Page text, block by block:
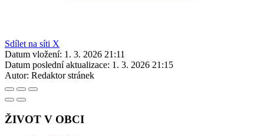
Sdílet na síti X
Datum vložení: 1. 3. 2026 21:11
Datum poslední aktualizace: 1. 3. 2026 21:15
Autor: Redaktor stránek
ŽIVOT V OBCI